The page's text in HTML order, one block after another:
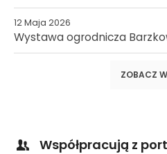
12 Maja 2026
Wystawa ogrodnicza
ZOBACZ
Współpracują z